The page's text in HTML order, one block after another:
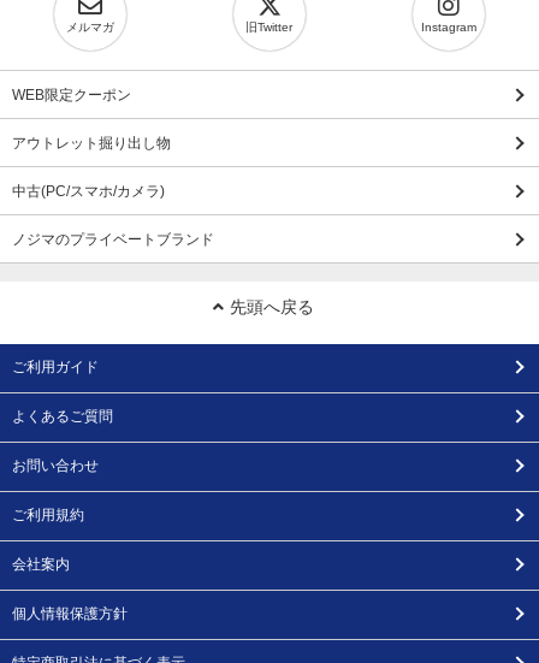
メルマガ 旧Twitter Instagram
WEB限定クーポン
アウトレット掘り出し物
中古(PC/スマホ/カメラ)
ノジマのプライベートブランド
先頭へ戻る
ご利用ガイド
よくあるご質問
お問い合わせ
ご利用規約
会社案内
個人情報保護方針